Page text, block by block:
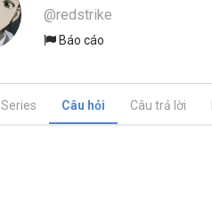
@redstrike
Báo cáo
Series Câu hỏi Câu trả lời